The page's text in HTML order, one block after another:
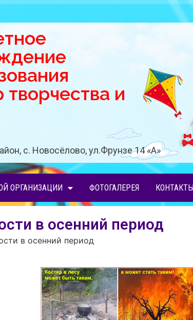
и
с. Новосёлово, ул.Фрунзе 14 «A»
ОРГАНИЗАЦИИ ФОТОГАЛЕРЕЯ
в осенний период
в осенний период